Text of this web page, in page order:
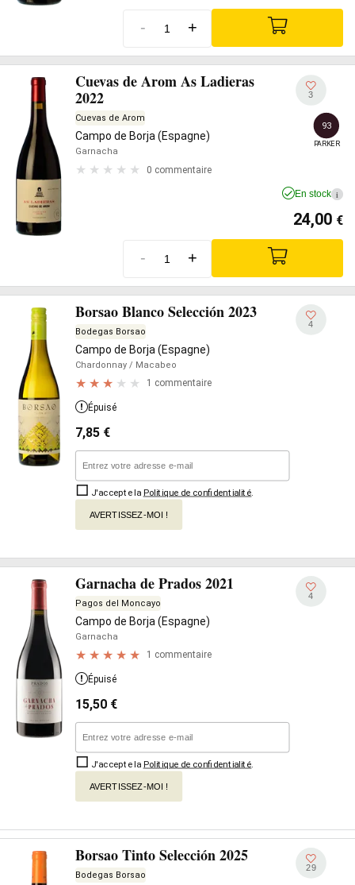
- +
Cuevas de Arom As Ladieras
2022
Cuevas de Arom
Campo de Borja (Espagne)
Garnacha
0 commentaire
3
93
PARKER
En stock i
24,00 €
- +
Borsao Blanco Selección 2023
Bodegas Borsao
Campo de Borja (Espagne)
Chardonnay / Macabeo
1 commentaire
4
Épuisé
7,85 €
J'accepte la Politique de confidentialité
AVERTISSEZ-MOI !
Garnacha de Prados 2021
Pagos del Moncayo
Campo de Borja (Espagne)
Garnacha
1 commentaire
4
Épuisé
15,50 €
J'accepte la Politique de confidentialité
AVERTISSEZ-MOI !
Borsao Tinto Selección 2025
Bodegas Borsao
29